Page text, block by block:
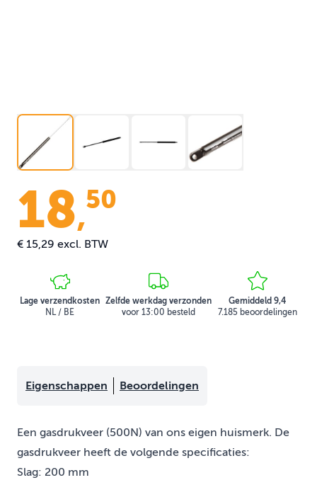
18,50
€ 15,29 excl. BTW
Lage verzendkosten
NL / BE
Zelfde werkdag verzonden
voor 13:00 besteld
Gemiddeld 9,4
7.185 beoordelingen
Eigenschappen Beoordelingen
Een gasdrukveer (500N) van ons eigen huismerk. De
gasdrukveer heeft de volgende specificaties:
Slag: 200 mm